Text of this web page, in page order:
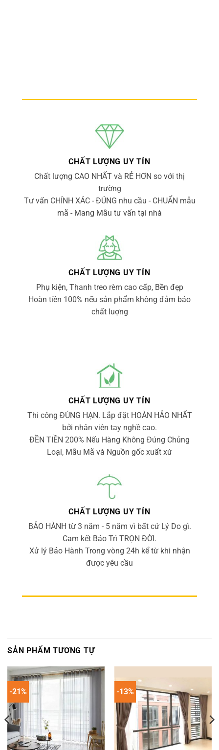
CHẤT LƯỢNG UY TÍN
Chất lượng CAO NHẤT và RẺ HƠN so với thị
trường
Tư vấn CHÍNH XÁC - ĐÚNG nhu cầu - CHUẨN mẫu
mã - Mang Mẫu tư vấn tại nhà
CHẤT LƯỢNG UY TÍN
Phụ kiện, Thanh treo rèm cao cấp, Bền đẹp
Hoàn tiền 100% nếu sản phẩm không đảm bảo
chất luợng
CHẤT LƯỢNG UY TÍN
Thi công ĐÚNG HẠN. Lắp đặt HOÀN HẢO NHẤT
bởi nhân viên tay nghề cao.
ĐỀN TIỀN 200% Nếu Hàng Không Đúng Chủng
Loại, Mẫu Mã và Nguồn gốc xuất xứ
CHẤT LƯỢNG UY TÍN
BẢO HÀNH từ 3 năm - 5 năm vì bất cứ Lý Do gì.
Cam kết Bảo Trì TRỌN ĐỜI.
Xử lý Bảo Hành Trong vòng 24h kể từ khi nhận
được yêu cầu
SẢN PHẨM TƯƠNG TỰ
-21% -13%